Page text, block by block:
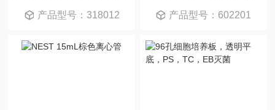
产品型号：318012 产品型号：602201